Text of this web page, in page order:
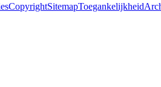
CopyrightSitemapToegankelijkheid